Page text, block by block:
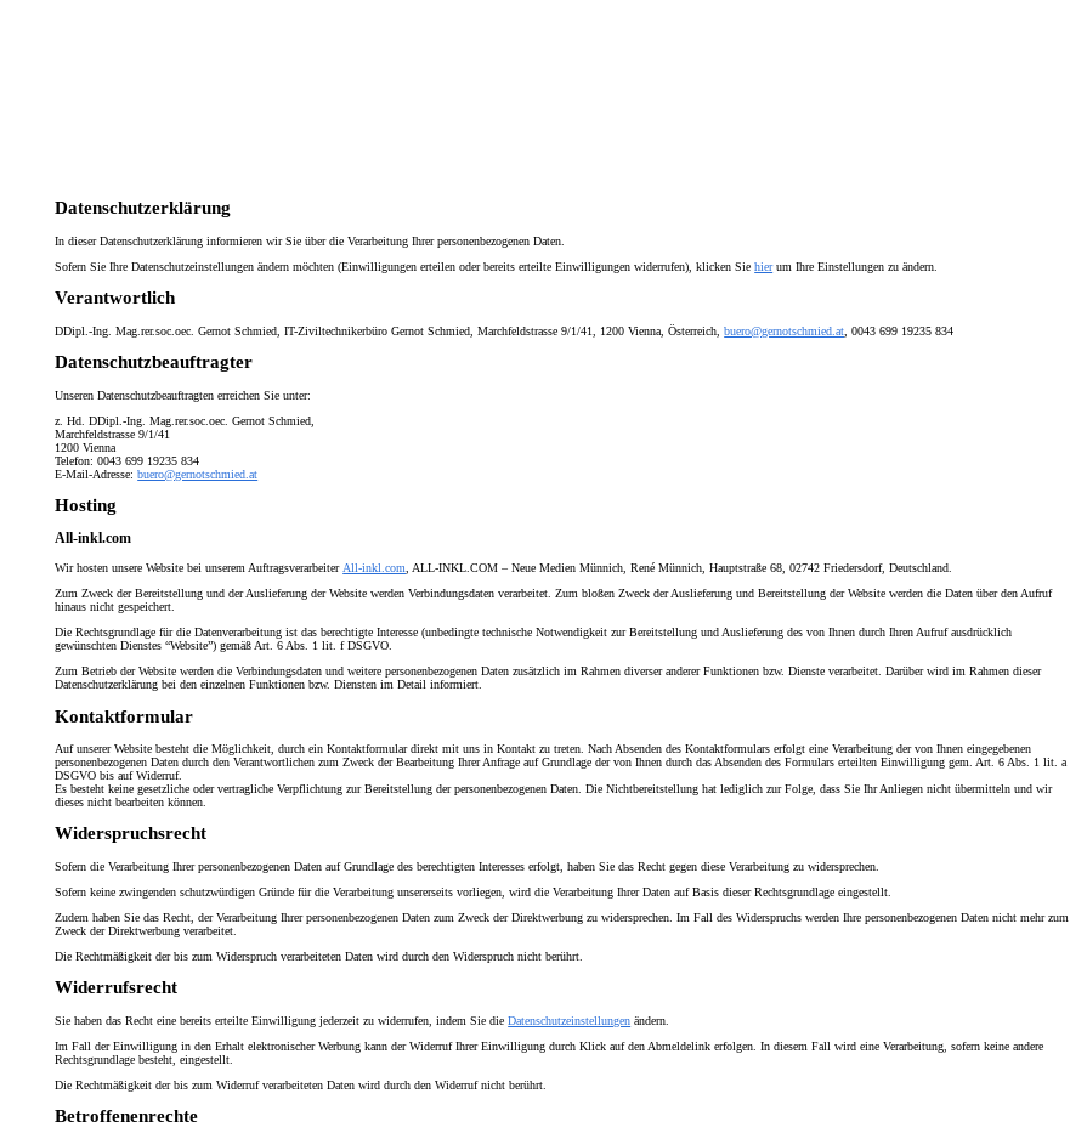
Datenschutzerklärung
In dieser Datenschutzerklärung informieren wir Sie über die Verarbeitung Ihrer personenbezogenen Daten.
Sofern Sie Ihre Datenschutzeinstellungen ändern möchten (Einwilligungen erteilen oder bereits erteilte Einwilligungen widerrufen), klicken Siehierum Ihre Einstellungen zu ändern.
Verantwortlich
DDipl.-Ing. Mag.rer.soc.oec. Gernot Schmied, IT-Ziviltechnikerbüro Gernot Schmied, Marchfeldstrasse 9/1/41, 1200 Vienna, Österreich,buero@gernotschmied.at , 0043 699 19235 834
Datenschutzbeauftragter
Unseren Datenschutzbeauftragten erreichen Sie unter:
z. Hd. DDipl.-Ing. Mag.rer.soc.oec. Gernot Schmied,
Marchfeldstrasse 9/1/41
1200 Vienna
Telefon: 0043 699 19235 834
E-Mail-Adresse:buero@gernotschmied.at
Hosting
All-inkl.com
Wir hosten unsere Website bei unserem Auftragsverarbeiter All-inkl.com
, ALL-INKL.COM – Neue Medien Münnich, René Münnich, Hauptstraße 68, 02742 Friedersdorf, Deutschland.
Zum Zweck der Bereitstellung und der Auslieferung der Website werden Verbindungsdaten verarbeitet. Zum bloßen Zweck der Auslieferung und Bereitstellung der Website werden die Daten über den Aufruf
hinaus nicht gespeichert.
Die Rechtsgrundlage für die Datenverarbeitung ist das berechtigte Interesse (unbedingte technische Notwendigkeit zur Bereitstellung und Auslieferung des von Ihnen durch Ihren Aufruf ausdrücklich
gewünschten Dienstes “Website”) gemäß Art. 6 Abs. 1 lit. f DSGVO.
Zum Betrieb der Website werden die Verbindungsdaten und weitere personenbezogenen Daten zusätzlich im Rahmen diverser anderer Funktionen bzw. Dienste verarbeitet. Darüber wird im Rahmen dieser
Datenschutzerklärung bei den einzelnen Funktionen bzw. Diensten im Detail informiert.
Kontaktformular
Auf unserer Website besteht die Möglichkeit, durch ein Kontaktformular direkt mit uns in Kontakt zu treten. Nach Absenden des Kontaktformulars erfolgt eine Verarbeitung der von Ihnen eingegebenen
personenbezogenen Daten durch den Verantwortlichen zum Zweck der Bearbeitung Ihrer Anfrage auf Grundlage der von Ihnen durch das Absenden des Formulars erteilten Einwilligung gem. Art. 6 Abs. 1 lit. a
DSGVO bis auf Widerruf.
Es besteht keine gesetzliche oder vertragliche Verpflichtung zur Bereitstellung der personenbezogenen Daten. Die Nichtbereitstellung hat lediglich zur Folge, dass Sie Ihr Anliegen nicht übermitteln und wir
dieses nicht bearbeiten können.
Widerspruchsrecht
Sofern die Verarbeitung Ihrer personenbezogenen Daten auf Grundlage des berechtigten Interesses erfolgt, haben Sie das Recht gegen diese Verarbeitung zu widersprechen.
Sofern keine zwingenden schutzwürdigen Gründe für die Verarbeitung unsererseits vorliegen, wird die Verarbeitung Ihrer Daten auf Basis dieser Rechtsgrundlage eingestellt.
Zudem haben Sie das Recht, der Verarbeitung Ihrer personenbezogenen Daten zum Zweck der Direktwerbung zu widersprechen. Im Fall des Widerspruchs werden Ihre personenbezogenen Daten nicht mehr zum
Zweck der Direktwerbung verarbeitet.
Die Rechtmäßigkeit der bis zum Widerspruch verarbeiteten Daten wird durch den Widerspruch nicht berührt.
Widerrufsrecht
Sie haben das Recht eine bereits erteilte Einwilligung jederzeit zu widerrufen, indem Sie dieDatenschutzeinstellungen ändern.
Im Fall der Einwilligung in den Erhalt elektronischer Werbung kann der Widerruf Ihrer Einwilligung durch Klick auf den Abmeldelink erfolgen. In diesem Fall wird eine Verarbeitung, sofern keine andere
Rechtsgrundlage besteht, eingestellt.
Die Rechtmäßigkeit der bis zum Widerruf verarbeiteten Daten wird durch den Widerruf nicht berührt.
Betroffenenrechte